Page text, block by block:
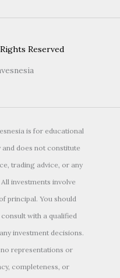
Reserved
is for educational
does not constitute
trading advice, or any
investments involve
principal. You should
with a qualified
investment decisions.
representations or
completeness, or